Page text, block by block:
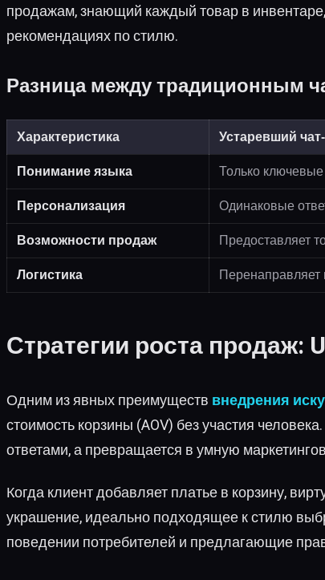
продажам, знающий каждый товар в
рекомендациях по стилю.
Разница между традиционным
Характеристика Устаревший
Понимание языка Только ключевые
Персонализация Одинаковые
Возможности продаж Предоставляет
Логистика Перенаправляет
Стратегии роста продаж:
Одним из явных преимуществ внедрения
стоимость корзины (AOV) без участия
ответами, а превращается в умную
Когда клиент добавляет платье в корзину,
украшение, идеально подходящее к стилю
поведении потребителей и предлагающие